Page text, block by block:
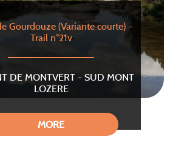
Gourdouze (Variante courte) –
Trail n°21v
DE MONTVERT - SUD MONT
LOZERE
MORE